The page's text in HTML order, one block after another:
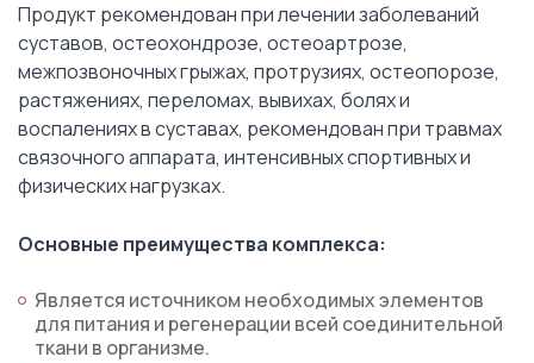
Продукт рекомендован при лечении заболеваний
суставов, остеохондрозе, остеоартрозе,
межпозвоночных грыжах, протрузиях, остеопорозе,
растяжениях, переломах, вывихах, болях и
воспалениях в суставах, рекомендован при травмах
связочного аппарата, интенсивных спортивных и
физических нагрузках.
Основные преимущества комплекса:
Является источником необходимых элементов
для питания и регенерации всей соединительной
ткани в организме.